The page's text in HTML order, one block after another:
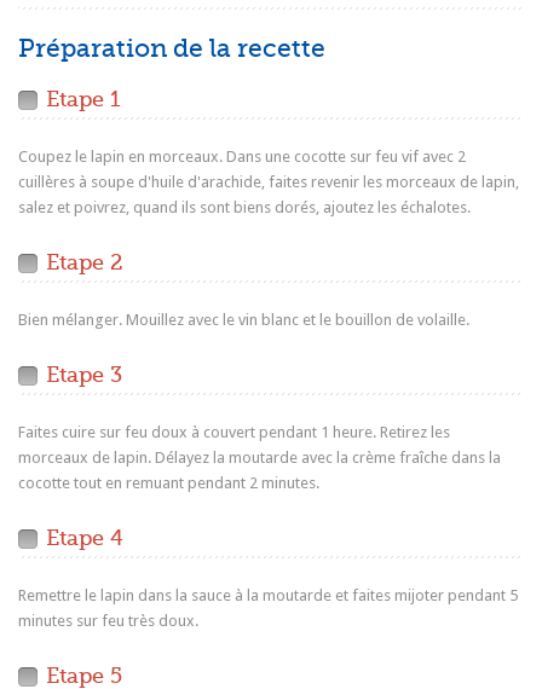
Préparation de la recette
Etape 1
Coupez le lapin en morceaux. Dans une cocotte sur feu vif avec 2
cuillères à soupe d'huile d'arachide, faites revenir les morceaux de lapin,
salez et poivrez, quand ils sont biens dorés, ajoutez les échalotes.
Etape 2
Bien mélanger. Mouillez avec le vin blanc et le bouillon de volaille.
Etape 3
Faites cuire sur feu doux à couvert pendant 1 heure. Retirez les
morceaux de lapin. Délayez la moutarde avec la crème fraîche dans la
cocotte tout en remuant pendant 2 minutes.
Etape 4
Remettre le lapin dans la sauce à la moutarde et faites mijoter pendant 5
minutes sur feu très doux.
Etape 5